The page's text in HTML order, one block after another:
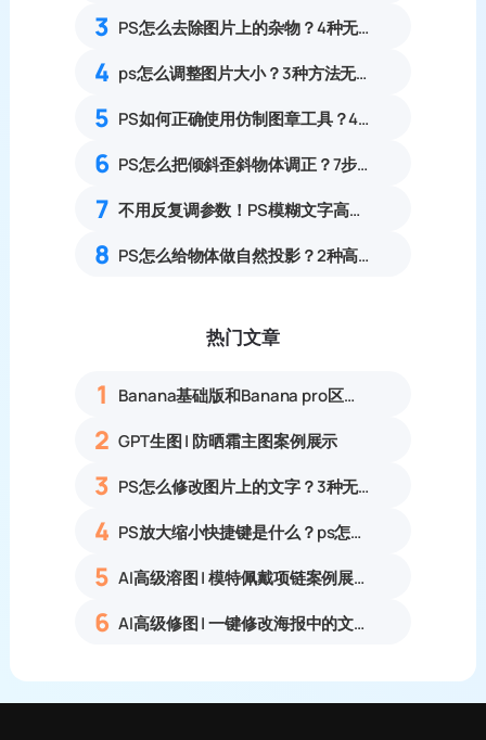
3 PS怎么去除图片上的杂物？4种无痕去除画面多余物体实操教程
4 ps怎么调整图片大小？3种方法无损放大插件教程
5 PS如何正确使用仿制图章工具？4步掌握仿制图章使用技巧
6 PS怎么把倾斜歪斜物体调正？7步透视变形矫正倾斜物体实操教程
7 不用反复调参数！PS模糊文字高清修复方法
8 PS怎么给物体做自然投影？2种高效方法对比
热门文章
1 Banana基础版和Banana pro区别对比丨具体案例应用+使用教程
2 GPT生图 | 防晒霜主图案例展示
3 PS怎么修改图片上的文字？3种无痕改字方法，新手也能搞定
4 PS放大缩小快捷键是什么？ps怎么把图片拉大拉小？
5 AI高级溶图 | 模特佩戴项链案例展示
6 AI高级修图 | 一键修改海报中的文字